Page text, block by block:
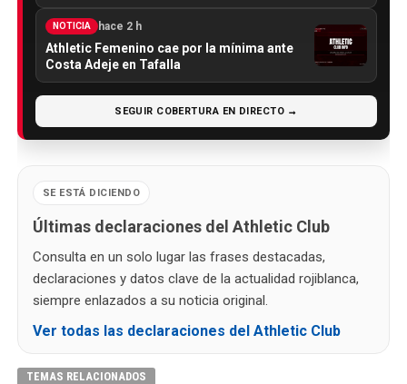
NOTICIA hace 2 h
Athletic Femenino cae por la mínima ante
Costa Adeje en Tafalla
SEGUIR COBERTURA EN DIRECTO →
SE ESTÁ DICIENDO
Últimas declaraciones del Athletic Club
Consulta en un solo lugar las frases destacadas,
declaraciones y datos clave de la actualidad rojiblanca,
siempre enlazados a su noticia original.
Ver todas las declaraciones del Athletic Club
TEMAS RELACIONADOS